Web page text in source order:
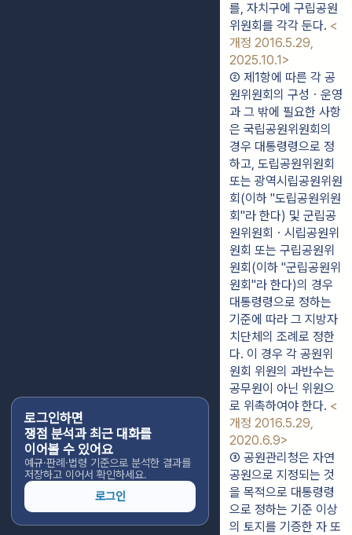
로그인하면
쟁점 분석과 최근 대화를
이어볼 수 있어요
예규·판례·법령 기준으로 분석한 결과를
저장하고 이어서 확인하세요.
로그인
를, 자치구에 구립공원
위원회를 각각 둔다. <
개정 2016.5.29,
2025.10.1>
② 제1항에 따른 각 공
원위원회의 구성ㆍ운영
과 그 밖에 필요한 사항
은 국립공원위원회의
경우 대통령령으로 정
하고, 도립공원위원회
또는 광역시립공원위원
회(이하 "도립공원위원
회"라 한다) 및 군립공
원위원회ㆍ시립공원위
원회 또는 구립공원위
원회(이하 "군립공원위
원회"라 한다)의 경우
대통령령으로 정하는
기준에 따라 그 지방자
치단체의 조례로 정한
다. 이 경우 각 공원위
원회 위원의 과반수는
공무원이 아닌 위원으
로 위촉하여야 한다. <
개정 2016.5.29,
2020.6.9>
③ 공원관리청은 자연
공원으로 지정되는 것
을 목적으로 대통령령
으로 정하는 기준 이상
의 토지를 기증한 자 또